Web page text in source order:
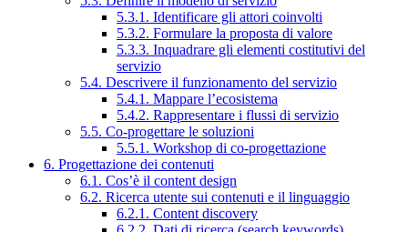
5.3.1. Identificare gli attori coinvolti
5.3.2. Formulare la proposta di valore
5.3.3. Inquadrare gli elementi costitutivi del
servizio
5.4. Descrivere il funzionamento del servizio
5.4.1. Mappare l’ecosistema
5.4.2. Rappresentare i flussi di servizio
5.5. Co-progettare le soluzioni
5.5.1. Workshop di co-progettazione
6. Progettazione dei contenuti
6.1. Cos’è il content design
6.2. Ricerca utente sui contenuti e il linguaggio
6.2.1. Content discovery